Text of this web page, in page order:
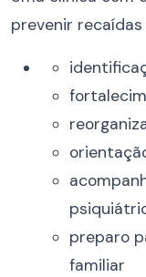
prevenir
preparo
familiar